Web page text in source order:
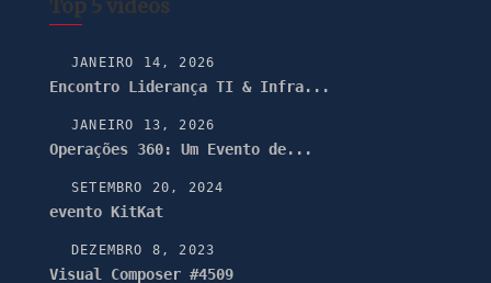
Top 5 vídeos
JANEIRO 14, 2026
Encontro Liderança TI & Infra...
JANEIRO 13, 2026
Operações 360: Um Evento de...
SETEMBRO 20, 2024
evento KitKat
DEZEMBRO 8, 2023
Visual Composer #4509